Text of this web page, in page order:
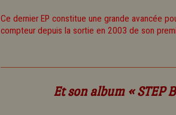
Ce dernier EP constitue une grande avancée
compteur depuis la sortie en 2003 de son
Et son album « STEP